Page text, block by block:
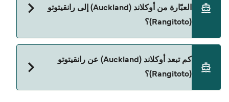
العبّارة من أوكلاند (Auckland) إلى رانقيتوتو
(Rangitoto)؟
حالياً لا يُسمح باصطحاب الحيوانات على العبّارة بين
أوكلاند (Auckland) و رانقيتوتو (Rangitoto).
كم تبعد أوكلاند (Auckland) عن رانقيتوتو
(Rangitoto)؟